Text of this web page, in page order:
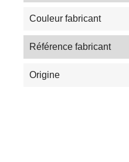
Couleur fabricant
Référence fabricant
Origine